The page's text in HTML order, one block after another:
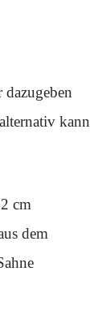
kann
cm
dem